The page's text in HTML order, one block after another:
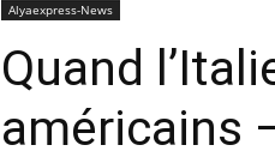
Alyaexpress-News
Quand
américains